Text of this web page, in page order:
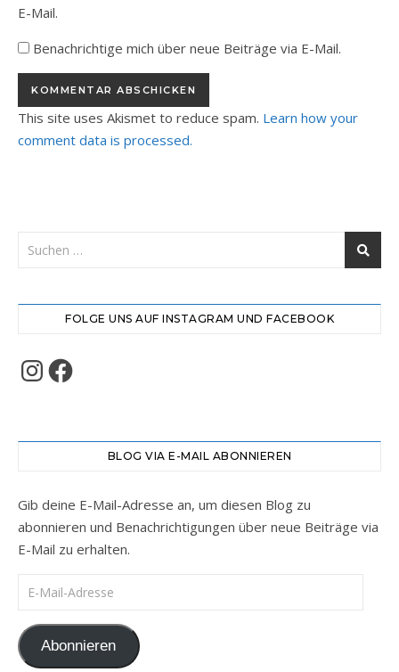
E-Mail.
Benachrichtige mich über neue Beiträge via E-Mail.
This site uses Akismet to reduce spam. Learn how your
comment data is processed.
FOLGE UNS AUF INSTAGRAM UND FACEBOOK
Instagram
Facebook
BLOG VIA E-MAIL ABONNIEREN
Gib deine E-Mail-Adresse an, um diesen Blog zu
abonnieren und Benachrichtigungen über neue Beiträge via
E-Mail zu erhalten.
E-Mail-Adresse
Abonnieren